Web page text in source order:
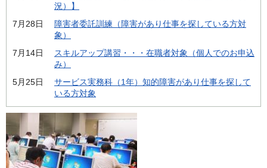
況）】
7月28日
障害者委託訓練（障害があり仕事を探している方対
象）
7月14日
スキルアップ講習・・・在職者対象（個人でのお申込
み）
5月25日
サービス実務科（1年）知的障害があり仕事を探して
いる方対象